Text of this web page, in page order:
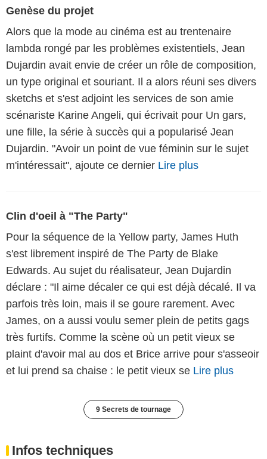
Genèse du projet
Alors que la mode au cinéma est au trentenaire
lambda rongé par les problèmes existentiels, Jean
Dujardin avait envie de créer un rôle de composition,
un type original et souriant. Il a alors réuni ses divers
sketchs et s'est adjoint les services de son amie
scénariste Karine Angeli, qui écrivait pour Un gars,
une fille, la série à succès qui a popularisé Jean
Dujardin. "Avoir un point de vue féminin sur le sujet
m'intéressait", ajoute ce dernier Lire plus
Clin d'oeil à "The Party"
Pour la séquence de la Yellow party, James Huth
s'est librement inspiré de The Party de Blake
Edwards. Au sujet du réalisateur, Jean Dujardin
déclare : "Il aime décaler ce qui est déjà décalé. Il va
parfois très loin, mais il se goure rarement. Avec
James, on a aussi voulu semer plein de petits gags
très furtifs. Comme la scène où un petit vieux se
plaint d'avoir mal au dos et Brice arrive pour s'asseoir
et lui prend sa chaise : le petit vieux se Lire plus
9 Secrets de tournage
Infos techniques